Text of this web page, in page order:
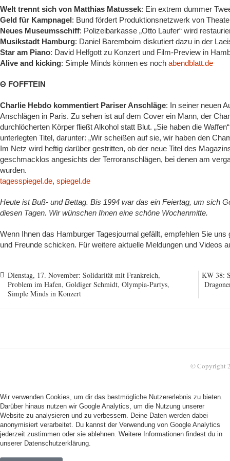
Welt trennt sich von Matthias Matussek: Ein extrem dummer
Geld für Kampnagel: Bund fördert Produktionsnetzwerk von
Neues Museumsschiff: Polizeibarkasse „Otto Laufer“ wird
Musikstadt Hamburg: Daniel Baremboim diskutiert dazu in der
Star am Piano: David Helfgott zu Konzert und Film-Preview in
Alive and kicking: Simple Minds können es noch abendblatt.de
Θ FOFFTEIN
Charlie Hebdo kommentiert Pariser Anschläge: In seiner neuen
Anschlägen in Paris. Zu sehen ist auf dem Cover ein Mann, der
durchlöcherten Körper fließt Alkohol statt Blut. „Sie haben die
unterlegten Titel, darunter: „Wir scheißen auf sie, wir haben den
Im Netz wird heftig darüber gestritten, ob der neue Titel des
geschmacklos angesichts der Terroranschlägen, bei denen am
wurden.
tagesspiegel.de, spiegel.de
Heute ist Buß- und Bettag. Bis 1994 war das ein Feiertag, um sich
diesen Tagen. Wir wünschen Ihnen eine schöne Wochenmitte.
Wenn Ihnen das Hamburger Tagesjournal gefällt, empfehlen Sie
und Freunde schicken. Für weitere aktuelle Meldungen und Videos
Dienstag, 17. November: Solidarität mit Frankreich,
Problem im Hafen, Goldiger Schmidt, Olympia-Partys,
Simple Minds in Konzert
KW 38:
© Copyright
Wir verwenden Cookies, um dir das bestmögliche Nutzererlebnis zu bieten.
Darüber hinaus nutzen wir Google Analytics, um die Nutzung unserer
Website zu analysieren und zu verbessern. Deine Daten werden dabei
anonymisiert verarbeitet. Du kannst der Verwendung von Google Analytics
jederzeit zustimmen oder sie ablehnen. Weitere Informationen findest du in
unserer Datenschutzerklärung.